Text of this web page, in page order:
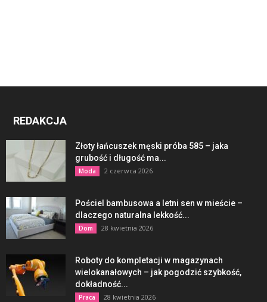
REDAKCJA
Złoty łańcuszek męski próba 585 – jaka
grubość i długość ma...
Moda 2 czerwca 2026
Pościel bambusowa a letni sen w mieście –
dlaczego naturalna lekkość...
Dom 28 kwietnia 2026
Roboty do kompletacji w magazynach
wielokanałowych – jak pogodzić szybkość,
dokładność...
Praca 28 kwietnia 2026